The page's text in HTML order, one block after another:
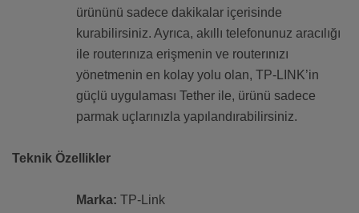
ürününü sadece dakikalar içerisinde
kurabilirsiniz. Ayrıca, akıllı telefonunuz aracılığı
ile routerınıza erişmenin ve routerınızı
yönetmenin en kolay yolu olan, TP-LINK’in
güçlü uygulaması Tether ile, ürünü sadece
parmak uçlarınızla yapılandırabilirsiniz.
Teknik Özellikler
Marka: TP-Link